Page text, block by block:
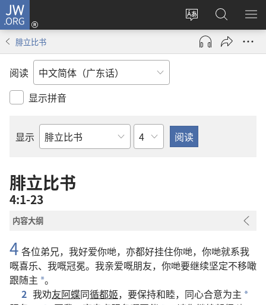
JW.ORG
更
改
网
登
录
（打
搜
索
JW.ORG
显
腓立比书
阅读
显示拼音
显示
圣
经
卷
章
腓立比书
4:1-23
内容大纲
4 各位弟兄， 我好爱你哋， 亦都好挂住你哋， 你哋就系我
嘅喜乐、 我嘅冠冕。 我亲爱嘅朋友， 你哋要继续坚定不移噉
跟随主 *。
2 我劝友阿蝶同循都姬， 要保持和睦， 同心合意为主 *